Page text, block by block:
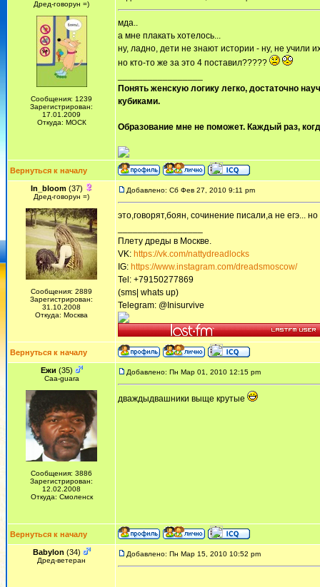
Дред-говорун =)
Сообщения: 1239
Зарегистрирован:
17.01.2009
Откуда: МОСК
мда..
а мне плакать хотелось...
ну, ладно, дети не знают истории - ну, не учили
но кто-то же за это 4 поставил?????
Понять женскую логику легко, достаточно
кубиками.
Образование мне не поможет. Каждый раз,
Вернуться к началу
In_bloom(37)
Дред-говорун =)
Сообщения: 2889
Зарегистрирован:
31.10.2008
Откуда: Москва
Добавлено: Сб Фев 27, 2010 9:11 pm
это,говорят,боян, сочинение писали,а не егэ...
Плету дреды в Москве.
VK: https://vk.com/nattydreadlocks
IG: https://www.instagram.com/dreadsmoscow/
Tel: +79150277869
(sms| whats up)
Telegram: @Inisurvive
Вернуться к началу
Ежи (35)
Сaa-guara
Сообщения: 3886
Зарегистрирован:
12.02.2008
Откуда: Смоленск
Добавлено: Пн Мар 01, 2010 12:15 pm
дваждыдвашники выще крутые
Вернуться к началу
Babylon (34)
Дред-ветеран
Добавлено: Пн Мар 15, 2010 10:52 pm